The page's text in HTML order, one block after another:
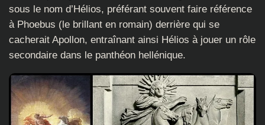
sous le nom d’Hélios, préférant souvent faire référence
à Phoebus (le brillant en romain) derrière qui se
cacherait Apollon, entraînant ainsi Hélios à jouer un rôle
secondaire dans le panthéon hellénique.